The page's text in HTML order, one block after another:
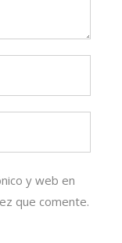
y web en
que comente.